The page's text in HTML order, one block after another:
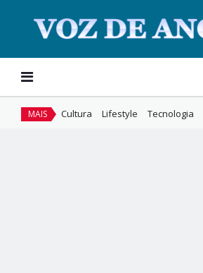
MAIS Cultura Lifestyle Tecnologia